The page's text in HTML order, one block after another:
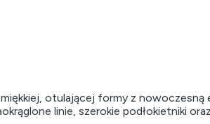
otulającej formy z
linie, szerokie podłokietniki